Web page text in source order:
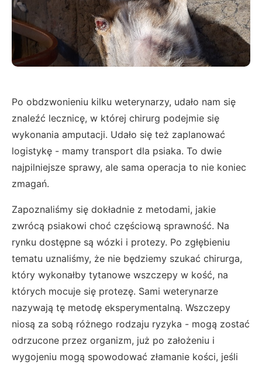
Po obdzwonieniu kilku weterynarzy, udało nam się
znaleźć lecznicę, w której chirurg podejmie się
wykonania amputacji. Udało się też zaplanować
logistykę - mamy transport dla psiaka. To dwie
najpilniejsze sprawy, ale sama operacja to nie koniec
zmagań.
Zapoznaliśmy się dokładnie z metodami, jakie
zwrócą psiakowi choć częściową sprawność. Na
rynku dostępne są wózki i protezy. Po zgłębieniu
tematu uznaliśmy, że nie będziemy szukać chirurga,
który wykonałby tytanowe wszczepy w kość, na
których mocuje się protezę. Sami weterynarze
nazywają tę metodę eksperymentalną. Wszczepy
niosą za sobą różnego rodzaju ryzyka - mogą zostać
odrzucone przez organizm, już po założeniu i
wygojeniu mogą spowodować złamanie kości, jeśli